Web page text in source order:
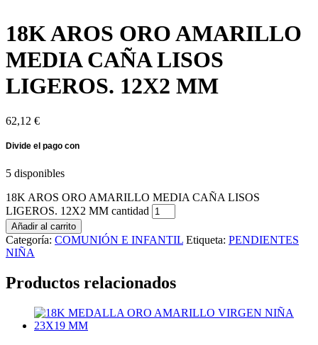
18K AROS ORO AMARILLO
MEDIA CAÑA LISOS
LIGEROS. 12X2 MM
62,12 €
5 disponibles
18K AROS ORO AMARILLO MEDIA CAÑA LISOS
LIGEROS. 12X2 MM cantidad
Añadir al carrito
Categoría: COMUNIÓN E INFANTIL Etiqueta: PENDIENTES
NIÑA
Productos relacionados